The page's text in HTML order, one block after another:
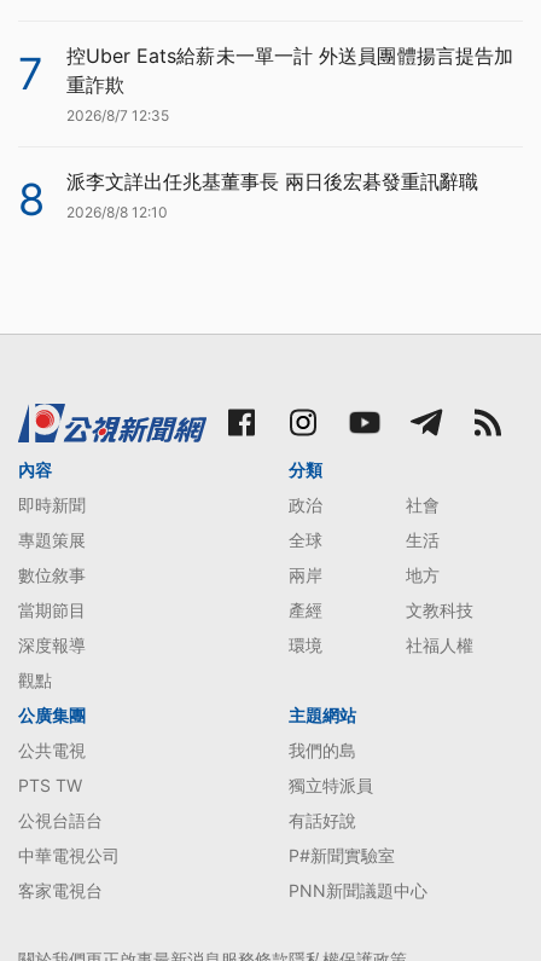
7
控Uber Eats給薪未一單一計 外送員團體揚言提告加
重詐欺
2026/8/7 12:35
8 派李文詳出任兆基董事長 兩日後宏碁發重訊辭職
2026/8/8 12:10
內容
即時新聞
專題策展
數位敘事
當期節目
深度報導
觀點
分類
政治
社會
全球
生活
兩岸
地方
產經
文教科技
環境
社福人權
公廣集團
公共電視
PTS TW
公視台語台
中華電視公司
客家電視台
主題網站
我們的島
獨立特派員
有話好說
P#新聞實驗室
PNN新聞議題中心